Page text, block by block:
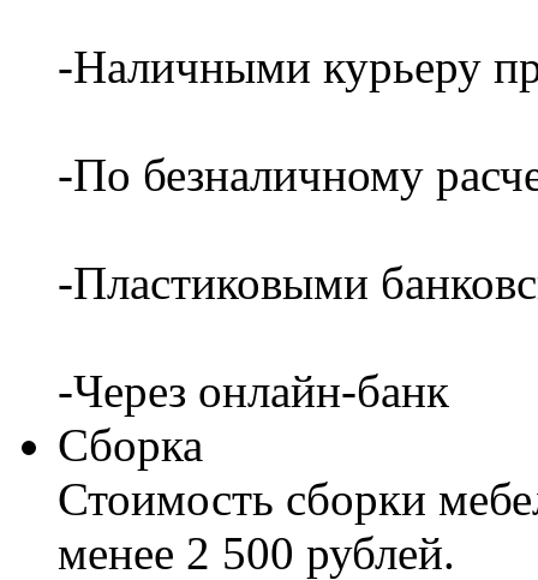
-Наличными курьеру
-По безналичному
-Пластиковыми
-Через онлайн-банк
Сборка
Стоимость сборки
менее 2 500 рублей.